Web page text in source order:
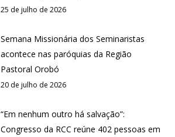
25 de julho de 2026
Semana Missionária dos Seminaristas
acontece nas paróquias da Região
Pastoral Orobó
20 de julho de 2026
“Em nenhum outro há salvação”:
Congresso da RCC reúne 402 pessoas em